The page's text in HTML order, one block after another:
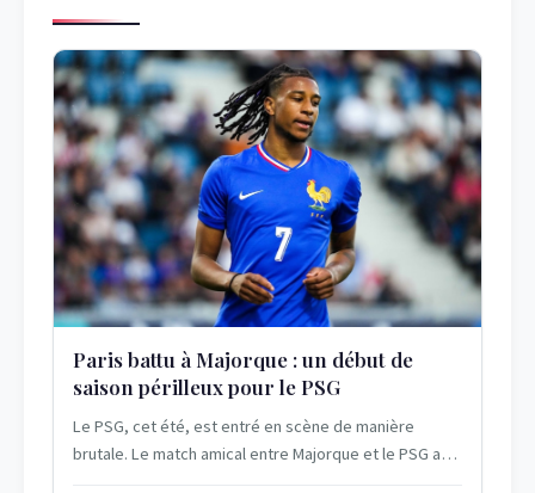
Paris battu à Majorque : un début de
saison périlleux pour le PSG
Le PSG, cet été, est entré en scène de manière
brutale. Le match amical entre Majorque et le PSG a